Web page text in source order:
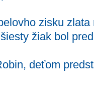
zisku
žiak bol
deťom